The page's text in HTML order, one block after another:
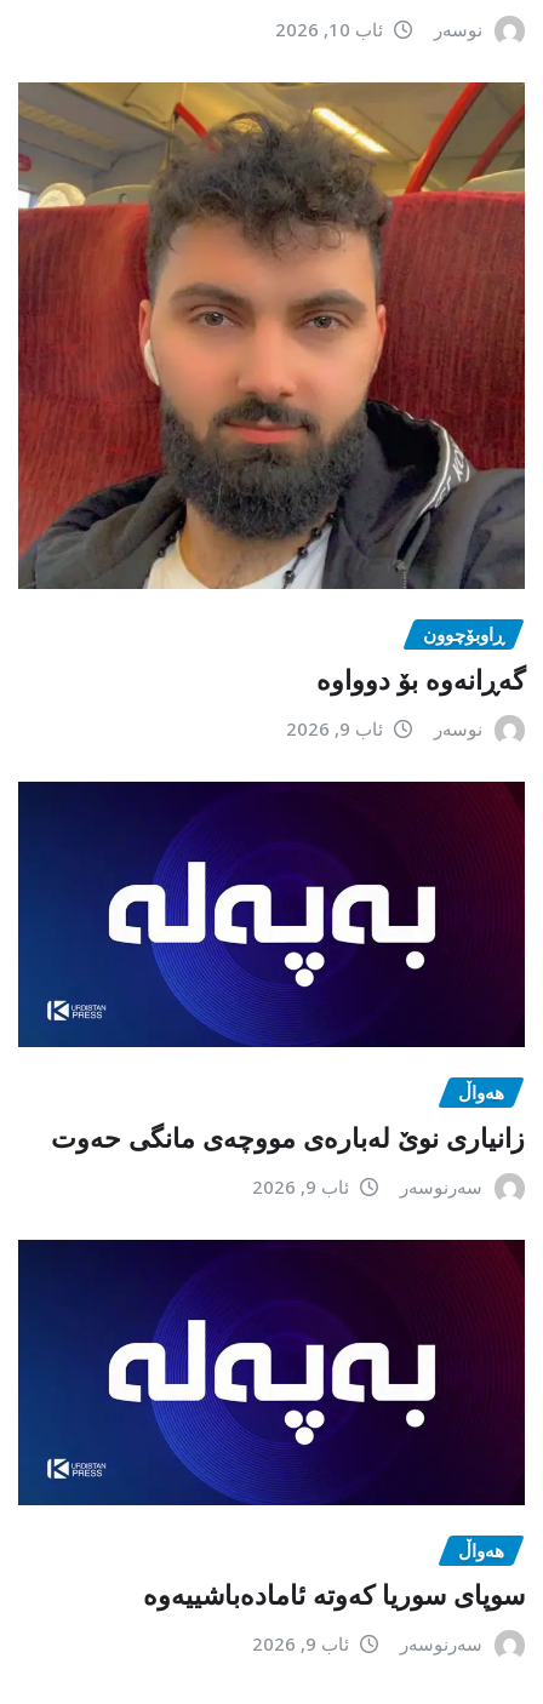
نوسەر ئاب 10, 2026
ڕاوبۆچوون
گەڕانەوە بۆ دوواوە
نوسەر ئاب 9, 2026
هەواڵ
زانیاری نوێ لەبارەی مووچەی مانگی حەوت
سەرنوسەر ئاب 9, 2026
هەواڵ
سوپای سوریا کەوتە ئامادەباشییەوە
سەرنوسەر ئاب 9, 2026